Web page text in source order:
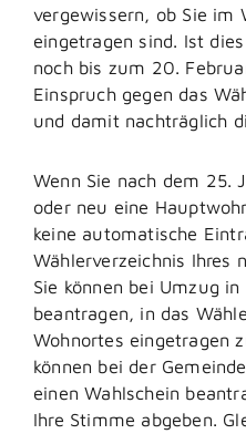
vergewissern, ob Sie im
eingetragen sind. Ist
noch bis zum 20.
Einspruch gegen das
und damit nachträglich
Wenn Sie nach dem 25.
oder neu eine
keine automatische
Wählerverzeichnis Ihres
Sie können bei Umzug
beantragen, in das
Wohnortes eingetragen
können bei der
einen Wahlschein
Ihre Stimme abgeben.